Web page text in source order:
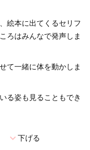
絵本に出てくるセリフ
ろはみんなで発声しま
て一緒に体を動かしま
る姿も見ることもでき
expand_more下げる